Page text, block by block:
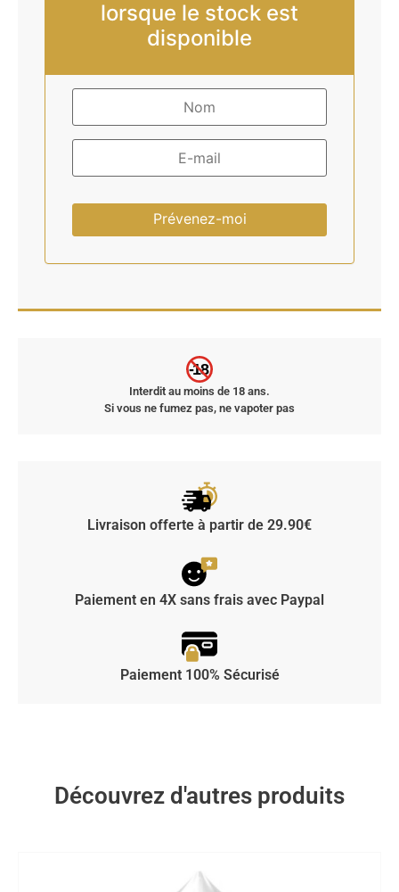
lorsque le stock est
disponible
Prévenez-moi
-18
Interdit au moins de 18 ans.
Si vous ne fumez pas, ne vapoter pas
Livraison offerte à partir de 29.90€
Paiement en 4X sans frais avec Paypal
Paiement 100% Sécurisé
Découvrez d'autres produits